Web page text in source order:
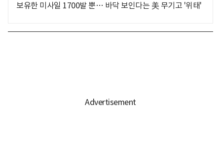
보유한 미사일 1700발 뿐… 바닥 보인다는 美 무기고 '위태'